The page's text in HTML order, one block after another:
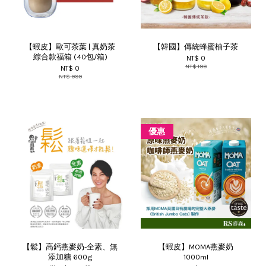
【蝦皮】歐可茶葉 | 真奶茶
綜合款福箱 (40包/箱)
NT$ 0
NT$ 999
【韓國】傳統蜂蜜柚子茶
NT$ 0
NT$ 199
【鬆】高鈣燕麥奶-全素、無
添加糖 600g
優惠
【蝦皮】MOMA燕麥奶
1000ml